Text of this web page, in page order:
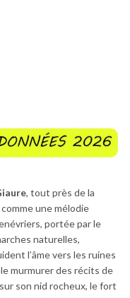
, tout près de la
une mélodie
portée par le
naturelles,
l’âme vers les ruines
murmurer des récits de
son nid rocheux, le fort